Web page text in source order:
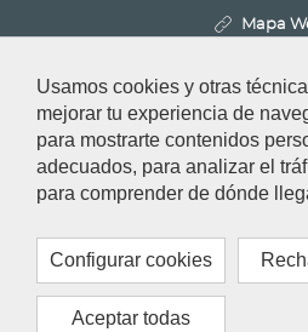
Usamos cookies y otras
mejorar tu experiencia de
para mostrarte contenidos
adecuados, para analizar el
para comprender de dónde
Configurar cookies
Aceptar todas
Mapa
Configurar
Redes